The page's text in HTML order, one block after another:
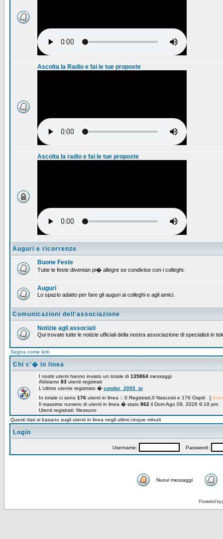
Ascolta la Radio e fai le tue proposte
Ascolta la radio e fai le tue proposte
Auguri e ricorrenze
Buone Feste
Tutte le feste diventan pi� allegre se condivise con i colleghi.
Auguri
Lo spazio adatto per fare gli auguri ai colleghi e agli amici.
Comunicazioni dell'associazione
Notizie agli associati
Qui trovate tutte le notizie ufficiali della nostra associazione di specialisti in
Segna come letti
Chi c'� in linea
I nostri utenti hanno inviato un totale di 135864 messaggi
Abbiamo 83 utenti registrati
L'ultimo utente registrato � condor_2005_to
In totale ci sono 176 utenti in linea :: 0 Registrati,0 Nascosti e 176 Ospiti [
Il massimo numero di utenti in linea � stato 862 il Dom Ago 09, 2026 9:18 pm
Utenti registrati: Nessuno
Questi dati si basano sugli utenti in linea negli ultimi cinque minuti
Login
Username: Password:
Nuovi messaggi
Powered by